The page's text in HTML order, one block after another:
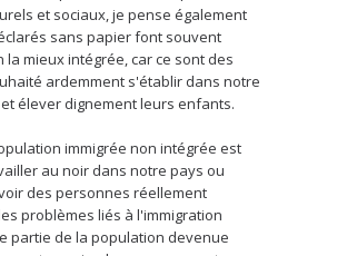
et sociaux, je pense également
sans papier font souvent
mieux intégrée, car ce sont des
ardemment s'établir dans notre
élever dignement leurs enfants.
immigrée non intégrée est
au noir dans notre pays ou
des personnes réellement
problèmes liés à l'immigration
partie de la population devenue